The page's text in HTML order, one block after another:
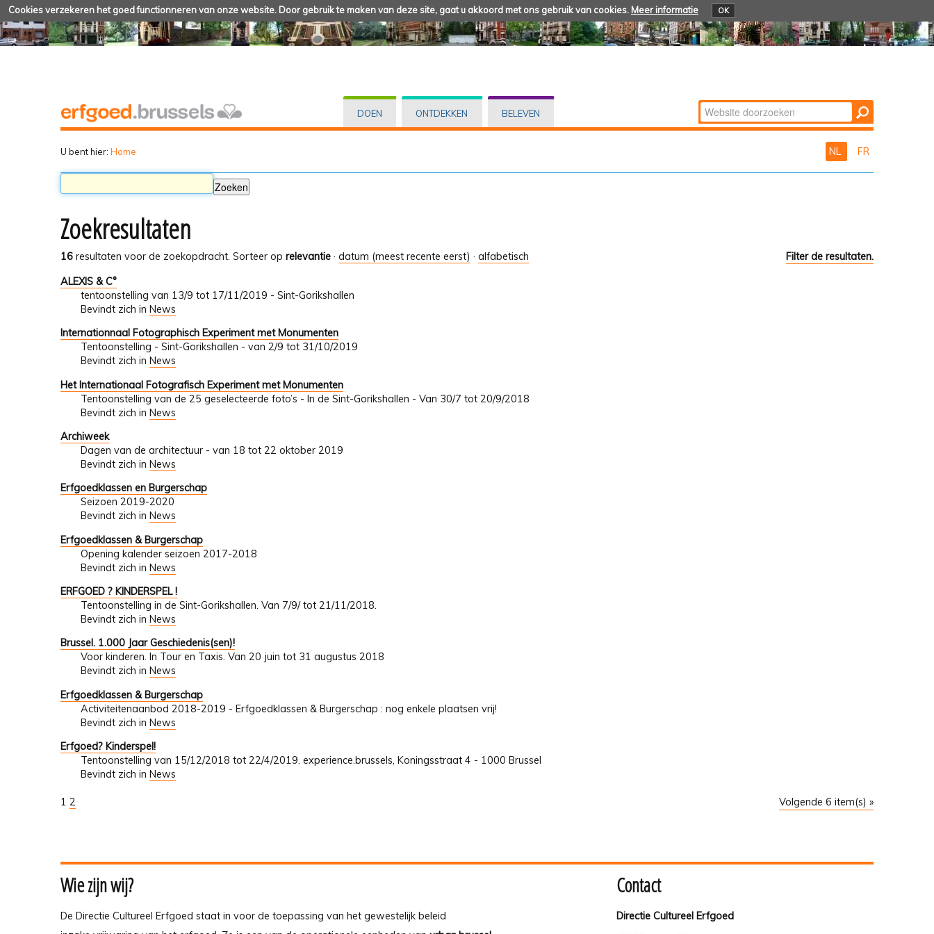
Cookies verzekeren het goed functionneren van onze website. Door gebruik te maken van deze site, gaat u akkoord met ons gebruik van cookies. Meer informatie OK
DOEN ONTDEKKEN BELEVEN Zoek
Geavanceerd
U bent hier: Home NL FR
Zoekresultaten
16 resultaten voor de zoekopdracht. Filter de resultaten.
Sorteer op relevantie · datum (meest recente eerst) · alfabetisch
ALEXIS & C°
tentoonstelling van 13/9 tot 17/11/2019 - Sint-Gorikshallen
Bevindt zich in News
Internationnaal Fotographisch Experiment met Monumenten
Tentoonstelling - Sint-Gorikshallen - van 2/9 tot 31/10/2019
Bevindt zich in News
Het Internationaal Fotografisch Experiment met Monumenten
Tentoonstelling van de 25 geselecteerde foto’s - In de Sint-Gorikshallen - Van 30/7 tot 20/9/2018
Bevindt zich in News
Archiweek
Dagen van de architectuur - van 18 tot 22 oktober 2019
Bevindt zich in News
Erfgoedklassen en Burgerschap
Seizoen 2019-2020
Bevindt zich in News
Erfgoedklassen & Burgerschap
Opening kalender seizoen 2017-2018
Bevindt zich in News
ERFGOED ? KINDERSPEL !
Tentoonstelling in de Sint-Gorikshallen. Van 7/9/ tot 21/11/2018.
Bevindt zich in News
Brussel. 1.000 Jaar Geschiedenis(sen)!
Voor kinderen. In Tour en Taxis. Van 20 juin tot 31 augustus 2018
Bevindt zich in News
Erfgoedklassen & Burgerschap
Activiteitenaanbod 2018-2019 - Erfgoedklassen & Burgerschap : nog enkele plaatsen vrij!
Bevindt zich in News
Erfgoed? Kinderspel!
Tentoonstelling van 15/12/2018 tot 22/4/2019. experience.brussels, Koningsstraat 4 - 1000 Brussel
Bevindt zich in News
Volgende 6 item(s) »
1 2
Wie zijn wij?
De Directie Cultureel Erfgoed staat in voor de toepassing van het gewestelijk beleid
Contact
Directie Cultureel Erfgoed